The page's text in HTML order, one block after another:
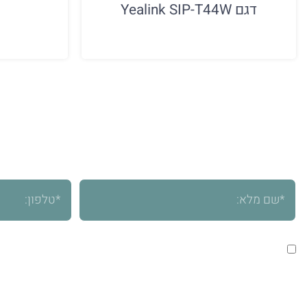
דגם Yealink SIP-T44W